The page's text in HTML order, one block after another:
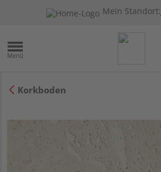
Mein Standort:
Korkboden